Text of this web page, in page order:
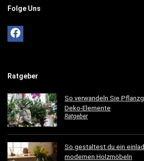
Folge Uns
Ratgeber
So verwandeln Sie
Deko-Elemente
Ratgeber
So gestaltest du ein
modernen Holzmöbeln